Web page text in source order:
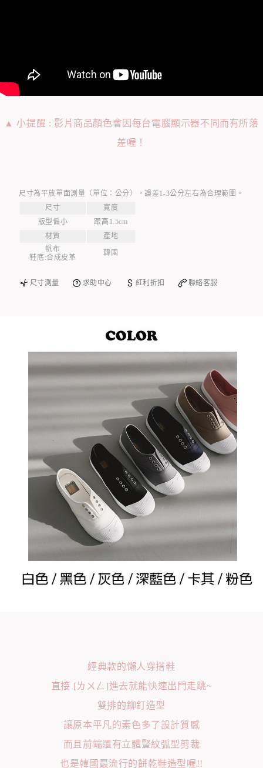
▲ 小提醒 : 影片商品顏色會因每台電腦顯示器不同而有所落
差喔！
尺寸為平放單面測量（單位：公分），誤差1-3公分左右為合理範圍。
尺寸
寬度
版型偏小
跟高1.5cm
材質
產地
帆布
鞋底:合成皮革
韓國
尺寸測量 求助中心 紅利折扣 聯絡客服
經典款的懶人穿搭鞋
直接 [ㄌㄨㄥ]進去就能快速出門走跳~
雙排的鉚釘造型
讓原本平凡的素色多了設計質感
而且前端還有立體豎紋弧型剪裁
也是韓國最流行的餅乾鞋造型喔!!